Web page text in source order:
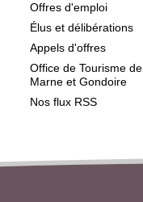
Offres d'emploi
Élus et délibérations
Appels d'offres
Office de Tourisme de
Marne et Gondoire
Nos flux RSS